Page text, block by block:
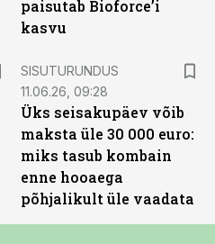
paisutab Bioforce’i
kasvu
SISUTURUNDUS
11.06.26, 09:28
Üks seisakupäev võib
maksta üle 30 000 euro:
miks tasub kombain
enne hooaega
põhjalikult üle vaadata